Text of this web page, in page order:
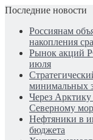
Последние новости
Россиянам
накопления
Рынок акций
июля
минимальных
Через Арктику
Северному
Нефтяники в
бюджета